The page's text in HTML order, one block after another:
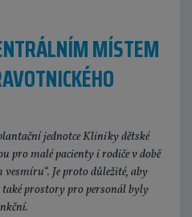
MÍSTEM
jednotce Kliniky dětské
pro malé pacienty i rodiče v době
vesmíru“. Je proto důležité, aby
prostory pro personál byly